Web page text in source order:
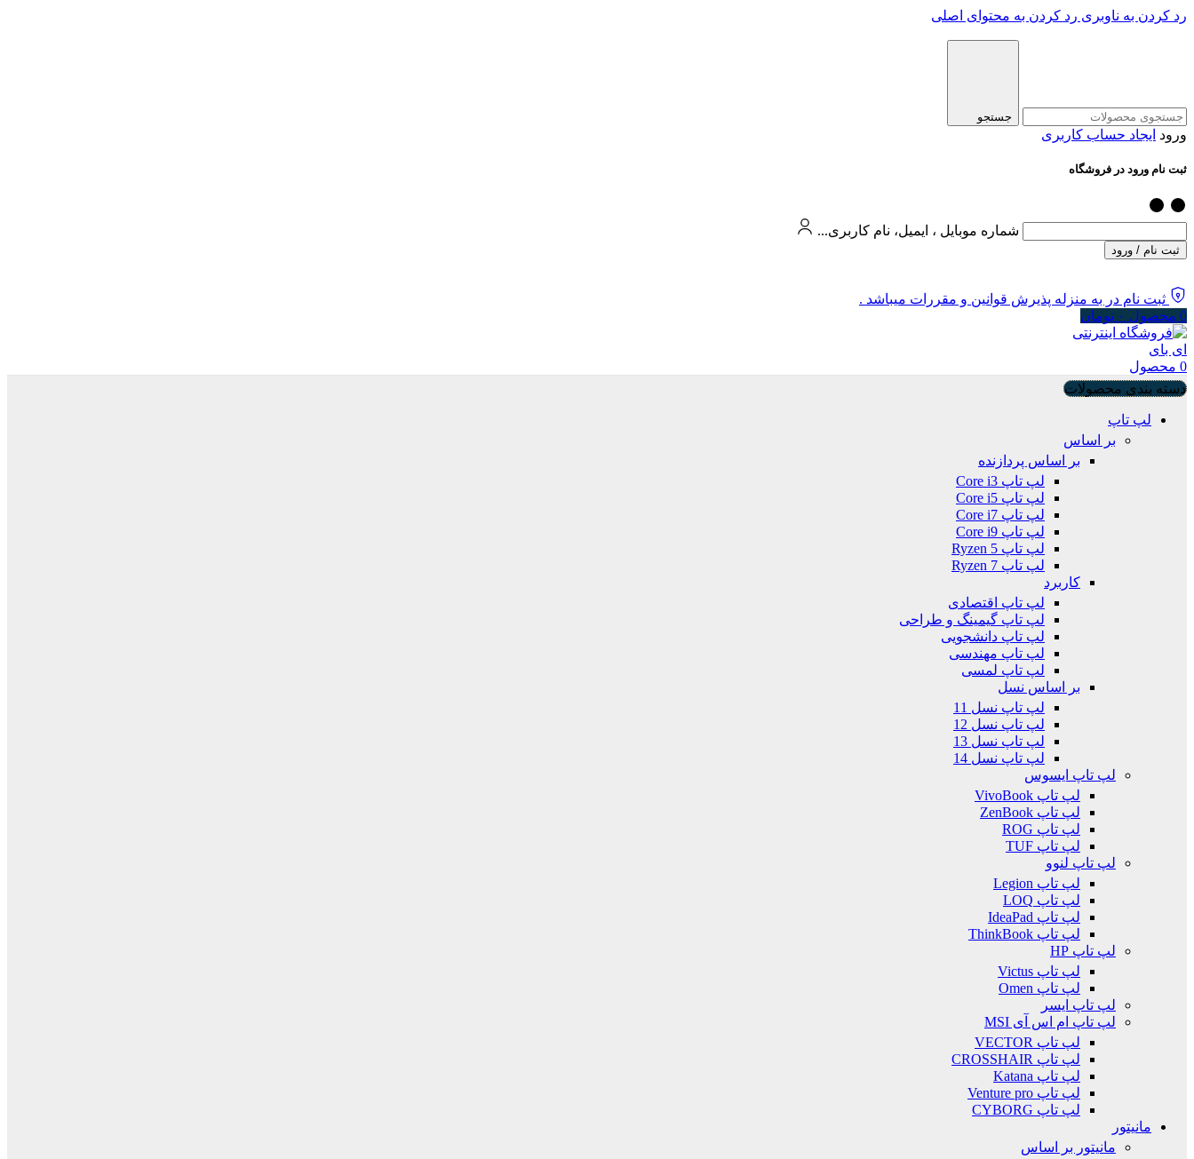
رد کردن به ناوبری رد کردن به محتوای اصلی
جستجو
ورود ایجاد حساب کاربری
ثبت نام ورود در فروشگاه
شماره موبایل ، ایمیل، نام کاربری...
ثبت نام / ورود
ثبت نام در به منزله پذیرش قوانین و مقررات میباشد .
0 محصول ۰ تومان
0 محصول
دسته بندی محصولات
لپ تاپ
بر اساس
بر اساس پردازنده
لپ تاپ Core i3
لپ تاپ Core i5
لپ تاپ Core i7
لپ تاپ Core i9
لپ تاپ Ryzen 5
لپ تاپ Ryzen 7
کاربرد
لپ تاپ اقتصادی
لپ تاپ گیمینگ و طراحی
لپ تاپ دانشجویی
لپ تاپ مهندسی
لپ تاپ لمسی
بر اساس نسل
لپ تاپ نسل 11
لپ تاپ نسل 12
لپ تاپ نسل 13
لپ تاپ نسل 14
لپ تاپ ایسوس
لپ تاپ VivoBook
لپ تاپ ZenBook
لپ تاپ ROG
لپ تاپ TUF
لپ تاپ لنوو
لپ تاپ Legion
لپ تاپ LOQ
لپ تاپ IdeaPad
لپ تاپ ThinkBook
لپ تاپ HP
لپ تاپ Victus
لپ تاپ Omen
لپ تاپ ایسر
لپ تاپ ام اس آی MSI
لپ تاپ VECTOR
لپ تاپ CROSSHAIR
لپ تاپ Katana
لپ تاپ Venture pro
لپ تاپ CYBORG
مانیتور
مانیتور بر اساس